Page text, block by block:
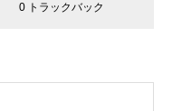
0 トラックバック